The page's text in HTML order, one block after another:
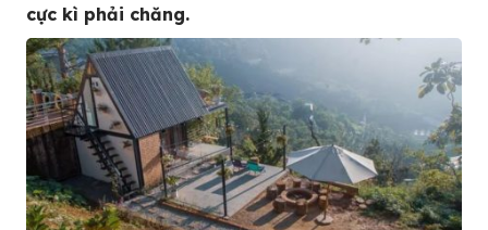
cực kì phải chăng.